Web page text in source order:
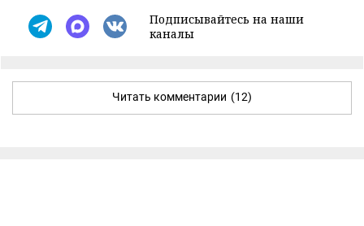
Подписывайтесь на наши
каналы
Читать комментарии (12)